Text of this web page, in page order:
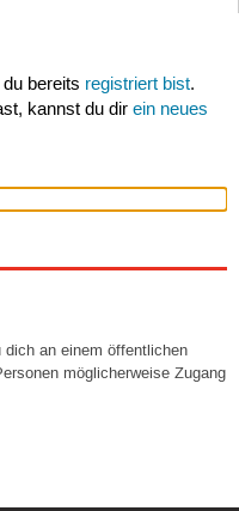
bereits registriert bist.
kannst du dir ein neues
an einem öffentlichen
möglicherweise Zugang